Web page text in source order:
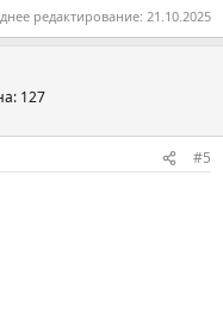
редактирование: 21.10.2025
127
#5